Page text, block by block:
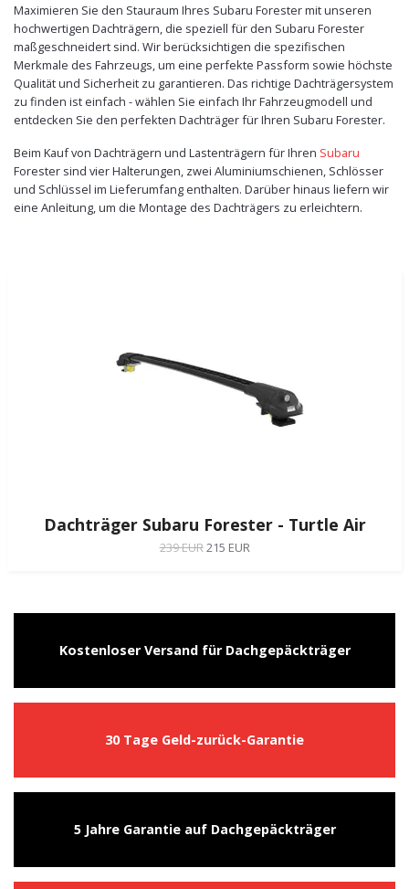
Maximieren Sie den Stauraum Ihres Subaru Forester mit unseren
hochwertigen Dachträgern, die speziell für den Subaru Forester
maßgeschneidert sind. Wir berücksichtigen die spezifischen
Merkmale des Fahrzeugs, um eine perfekte Passform sowie höchste
Qualität und Sicherheit zu garantieren. Das richtige Dachträgersystem
zu finden ist einfach - wählen Sie einfach Ihr Fahrzeugmodell und
entdecken Sie den perfekten Dachträger für Ihren Subaru Forester.
Beim Kauf von Dachträgern und Lastenträgern für Ihren Subaru
Forester sind vier Halterungen, zwei Aluminiumschienen, Schlösser
und Schlüssel im Lieferumfang enthalten. Darüber hinaus liefern wir
eine Anleitung, um die Montage des Dachträgers zu erleichtern.
Dachträger Subaru Forester - Turtle Air
239 EUR215 EUR
Kostenloser Versand für Dachgepäckträger
30 Tage Geld-zurück-Garantie
5 Jahre Garantie auf Dachgepäckträger